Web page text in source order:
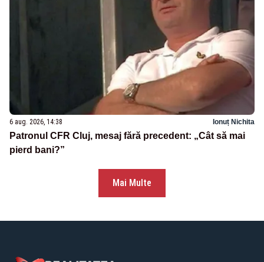
6 aug. 2026, 14:38 Ionuț Nichita
Patronul CFR Cluj, mesaj fără precedent: „Cât să mai
pierd bani?”
Mai Multe